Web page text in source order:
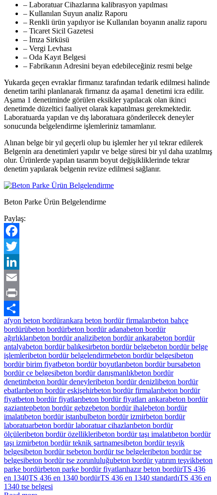
– Laboratuar Cihazlarına kalibrasyon yapılması
– Kullanılan Suyun analiz Raporu
– Renkli ürün yapılıyor ise Kullanılan boyanın analiz raporu
– Ticaret Sicil Gazetesi
– İmza Sirküsü
– Vergi Levhası
– Oda Kayıt Belgesi
– Fabrikanın Adresini beyan edebileceğiniz resmi belge
Yukarda geçen evraklar firmanız tarafından tedarik edilmesi halinde
denetim tarihi planlanarak firmanız da aşama1 denetimi icra edilir.
Aşama 1 denetiminde görülen eksikler yapılacak olan ikinci
denetimde düzeltici faaliyet olarak kapatılması gerekmektedir.
Laboratuarda yapılan ve dış laboratuara gönderilecek deneyler
sonucunda belgelendirme işlemleriniz tamamlanır.
Alınan belge bir yıl geçerli olup bu işlemler her yıl tekrar edilerek
Belgenin ara denetimleri yapılır ve belge süresi bir yıl daha uzatılmış
olur. Ürünlerde yapılan tasarım boyut değişikliklerinde tekrar
denetim yapılarak belgenin revize edilmesi sağlanır.
Beton Parke Ürün Belgelendirme
Paylaş:
Facebook
Twitter
LinkedIn
Email
Print
Share
afyon beton bordürankara beton bordür firmalarıbeton bahçe
bordürübeton bordürbeton bordür adanabeton bordür
ağırlıklarıbeton bordür analizibeton bordür ankarabeton bordür
antalyabeton bordür balıkesirbeton bordür belgebeton bordür belge
işlemleribeton bordür belgelendirmebeton bordür belgesibeton
bordür birim fiyatbeton bordür boyutlarıbeton bordür bursabeton
bordür ce belgesibeton bordür danışmanlıkbeton bordür
denetimbeton bordür deneyleribeton bordür denizlibeton bordür
ebatlarıbeton bordür eskişehirbeton bordür firmalarıbeton bordür
fiyatbeton bordür fiyatlarıbeton bordür fiyatları ankarabeton bordür
gaziantepbeton bordür gebzebeton bordür ihalebeton bordür
imalatıbeton bordür istanbulbeton bordür izmirbeton bordür
laboratuarbeton bordür laboratuar cihazlarıbeton bordür
ölçüleribeton bordür özellikleribeton bordür taşı imalatıbeton bordür
taşı izmirbeton bordür teknik şartnamesibeton bordür teşvik
belgesibeton bordür tsebeton bordür tse belgeleribeton bordür tse
belgesibeton bordür tse zorunluluğubeton bordür yatırım teşvikbeton
parke bordürbeton parke bordür fiyatlarıhazır beton bordürTS 436
en 1340TS 436 en 1340 bordürTS 436 en 1340 standardıTS 436 en
1340 tse belgesi